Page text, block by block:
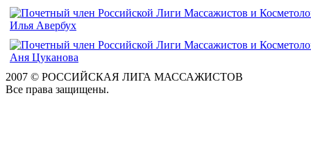
2007 © РОССИЙСКАЯ ЛИГА МАССАЖИСТОВ
Все права защищены.